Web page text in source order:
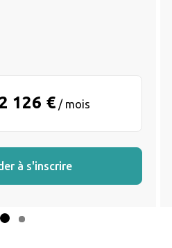
126 €/ mois
à s'inscrire